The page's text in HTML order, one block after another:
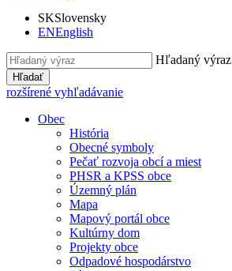
SKSlovensky
ENEnglish
Hľadaný výraz
Hľadať
rozšírené vyhľadávanie
Obec
História
Obecné symboly
Pečať rozvoja obcí a miest
PHSR a KPSS obce
Územný plán
Mapa
Mapový portál obce
Kultúrny dom
Projekty obce
Odpadové hospodárstvo